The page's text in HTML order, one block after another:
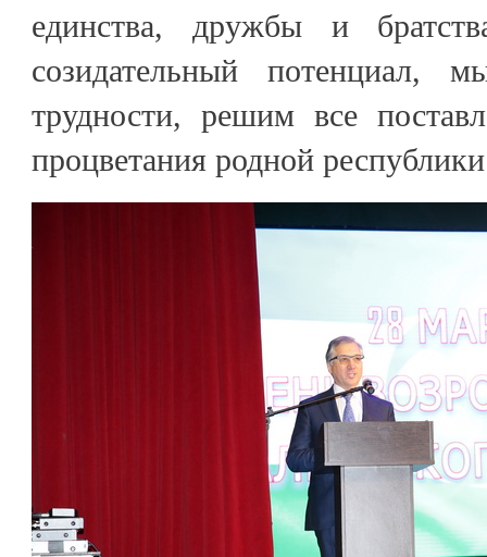
единства, дружбы и
созидательный потенциал,
трудности, решим все
процветания родной